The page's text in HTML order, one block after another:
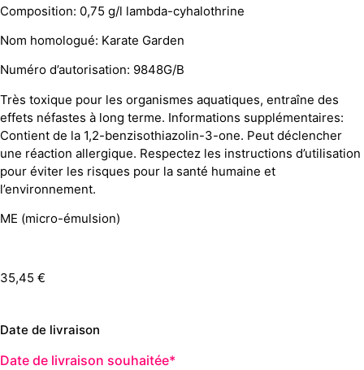
Composition: 0,75 g/l lambda-cyhalothrine
Nom homologué: Karate Garden
Numéro d’autorisation: 9848G/B
Très toxique pour les organismes aquatiques, entraîne des
effets néfastes à long terme. Informations supplémentaires:
Contient de la 1,2-benzisothiazolin-3-one. Peut déclencher
une réaction allergique. Respectez les instructions d’utilisation
pour éviter les risques pour la santé humaine et
l’environnement.
ME (micro-émulsion)
35,45 €
Date de livraison
Date de livraison souhaitée*